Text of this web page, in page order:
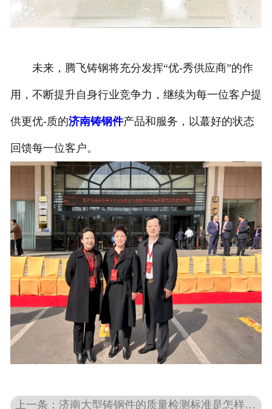
未来，腾飞铸钢将充分发挥“优-秀供应商”的作
用，不断提升自身行业竞争力，继续为每一位客户提
供更优-质的济南铸钢件产品和服务，以蕞好的状态
回馈每一位客户。
上一条：济南大型铸钢件的质量检测标准是怎样的？